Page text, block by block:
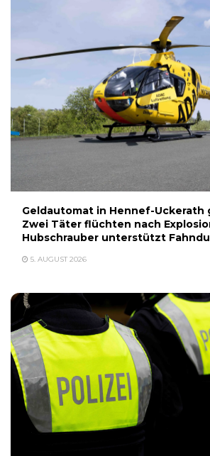
Geldautomat in Hennef-Uckerath
Zwei Täter flüchten nach
Hubschrauber unterstützt
5. AUGUST 2026